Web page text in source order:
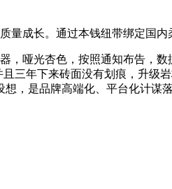
长。通过本钱纽带绑定国内
哑光杏色，按照通知布告，
三年下来砖面没有划痕，升级
，是品牌高端化、平台化计